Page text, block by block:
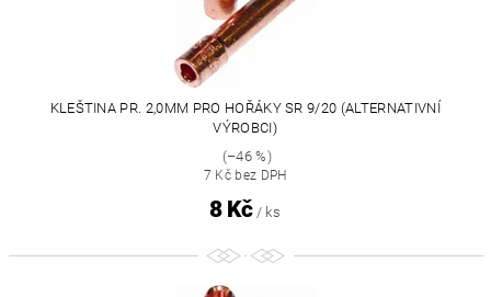
KLEŠTINA PR. 2,0MM PRO HOŘÁKY SR 9/20 (ALTERNATIVNÍ
VÝROBCI)
(–46 %)
7 Kč bez DPH
8 Kč / ks